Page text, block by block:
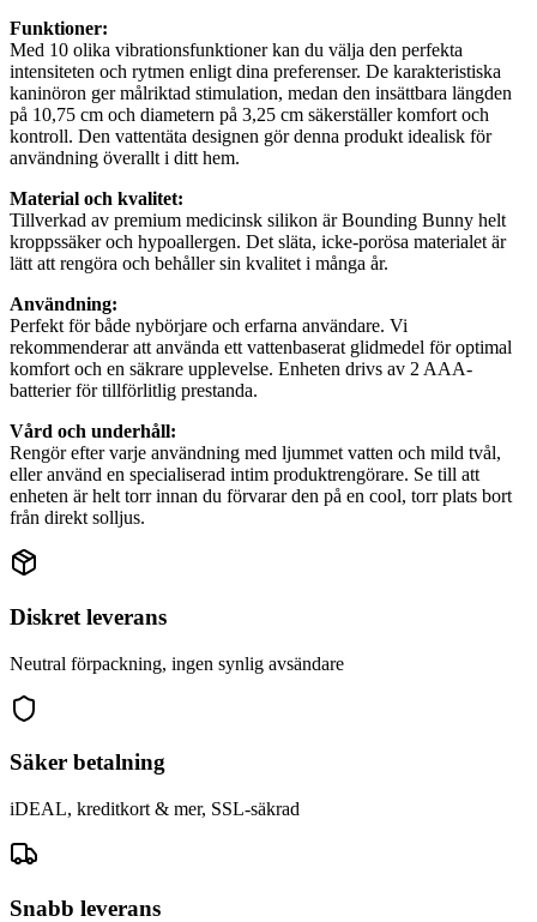
Funktioner:
Med 10 olika vibrationsfunktioner kan du välja den perfekta
intensiteten och rytmen enligt dina preferenser. De karakteristiska
kaninöron ger målriktad stimulation, medan den insättbara längden
på 10,75 cm och diametern på 3,25 cm säkerställer komfort och
kontroll. Den vattentäta designen gör denna produkt idealisk för
användning överallt i ditt hem.
Material och kvalitet:
Tillverkad av premium medicinsk silikon är Bounding Bunny helt
kroppssäker och hypoallergen. Det släta, icke-porösa materialet är
lätt att rengöra och behåller sin kvalitet i många år.
Användning:
Perfekt för både nybörjare och erfarna användare. Vi
rekommenderar att använda ett vattenbaserat glidmedel för optimal
komfort och en säkrare upplevelse. Enheten drivs av 2 AAA-
batterier för tillförlitlig prestanda.
Vård och underhåll:
Rengör efter varje användning med ljummet vatten och mild tvål,
eller använd en specialiserad intim produktrengörare. Se till att
enheten är helt torr innan du förvarar den på en cool, torr plats bort
från direkt solljus.
Diskret leverans
Neutral förpackning, ingen synlig avsändare
Säker betalning
iDEAL, kreditkort & mer, SSL-säkrad
Snabb leverans